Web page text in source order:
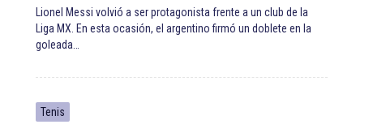
Lionel Messi volvió a ser protagonista frente a un club de la
Liga MX. En esta ocasión, el argentino firmó un doblete en la
goleada…
Tenis